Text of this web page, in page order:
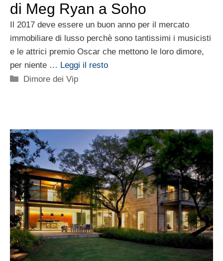
di Meg Ryan a Soho
Il 2017 deve essere un buon anno per il mercato
immobiliare di lusso perchè sono tantissimi i musicisti
e le attrici premio Oscar che mettono le loro dimore,
per niente … Leggi il resto
Categorie
Dimore dei Vip